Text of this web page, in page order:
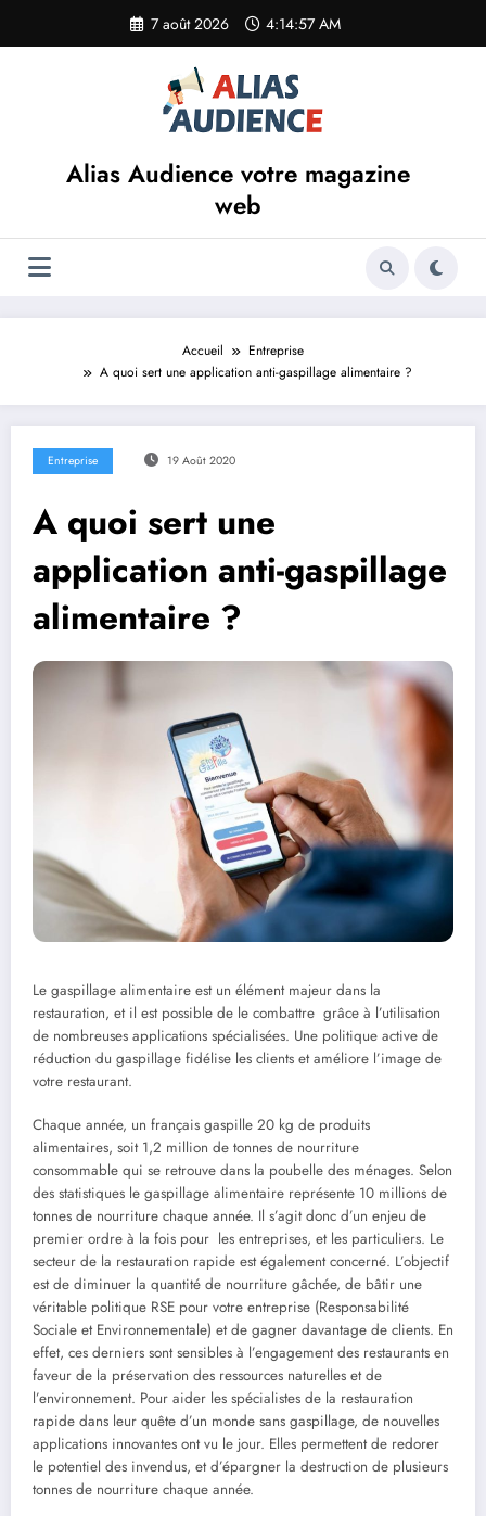
contenu
7 août 2026 4:14:57 AM
Alias Audience votre magazine
web
Accueil
Entreprise
A quoi sert une application anti-gaspillage alimentaire ?
Entreprise 19 Août 2020
A quoi sert une
application anti-gaspillage
alimentaire ?
Le gaspillage alimentaire est un élément majeur dans la
restauration, et il est possible de le combattre grâce à l’utilisation
de nombreuses applications spécialisées. Une politique active de
réduction du gaspillage fidélise les clients et améliore l’image de
votre restaurant.
Chaque année, un français gaspille 20 kg de produits
alimentaires, soit 1,2 million de tonnes de nourriture
consommable qui se retrouve dans la poubelle des ménages. Selon
des statistiques le gaspillage alimentaire représente 10 millions de
tonnes de nourriture chaque année. Il s’agit donc d’un enjeu de
premier ordre à la fois pour les entreprises, et les particuliers. Le
secteur de la restauration rapide est également concerné. L’objectif
est de diminuer la quantité de nourriture gâchée, de bâtir une
véritable politique RSE pour votre entreprise (Responsabilité
Sociale et Environnementale) et de gagner davantage de clients. En
effet, ces derniers sont sensibles à l’engagement des restaurants en
faveur de la préservation des ressources naturelles et de
l’environnement. Pour aider les spécialistes de la restauration
rapide dans leur quête d’un monde sans gaspillage, de nouvelles
applications innovantes ont vu le jour. Elles permettent de redorer
le potentiel des invendus, et d’épargner la destruction de plusieurs
tonnes de nourriture chaque année.